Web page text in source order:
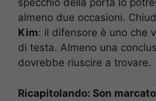
specchio della porta lo
almeno due occasioni.
Kim: il difensore è uno che
di testa. Almeno una
dovrebbe riuscire a trovare.
Ricapitolando: Son